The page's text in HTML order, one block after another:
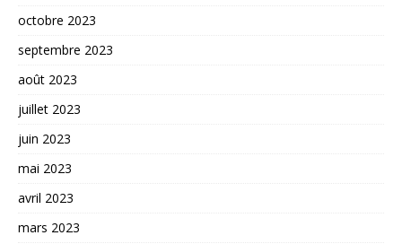
octobre 2023
septembre 2023
août 2023
juillet 2023
juin 2023
mai 2023
avril 2023
mars 2023